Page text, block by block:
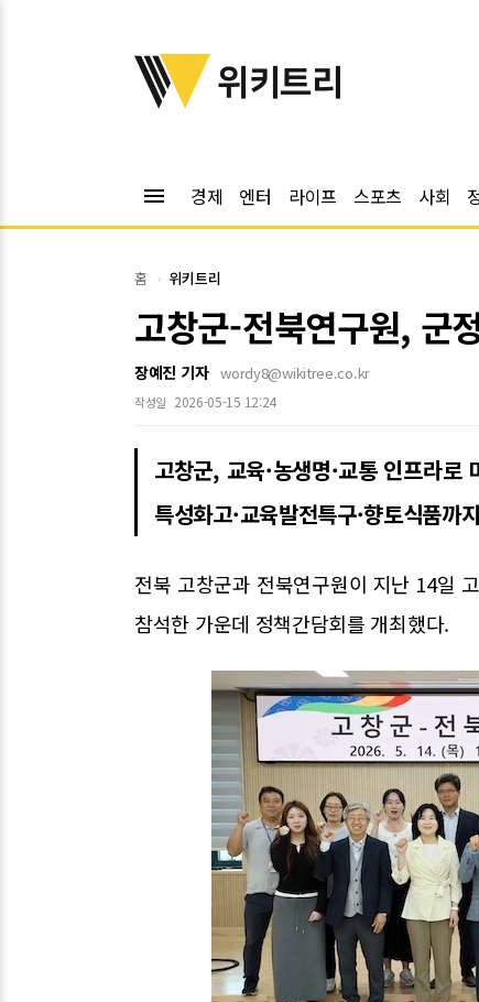
위키트리
위키트리
menu 경제 엔터 라이프 스포츠 사회
홈 위키트리
고창군-전북연구원, 군
장예진 기자 wordy8@wikitree.co.kr
작성일 2026-05-15 12:24
고창군, 교육·농생명·교통 인프라로
특성화고·교육발전특구·향토식품
전북 고창군과 전북연구원이 지난 14일
참석한 가운데 정책간담회를 개최했다.